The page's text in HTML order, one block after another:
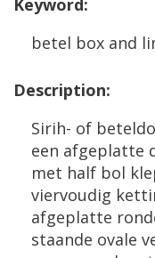
Keyword:
betel box and
Description:
Sirih- of
een afgeplatte
met half bol
viervoudig
afgeplatte
staande ovale